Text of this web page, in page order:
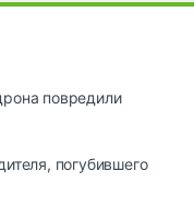
повредили
погубившего